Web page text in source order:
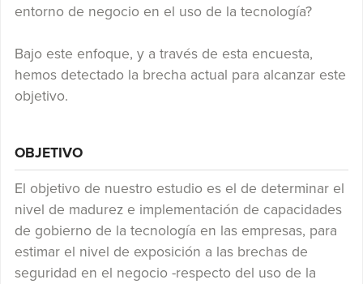
entorno de negocio en el uso de la tecnología?
Bajo este enfoque, y a través de esta encuesta,
hemos detectado la brecha actual para alcanzar este
objetivo.
OBJETIVO
El objetivo de nuestro estudio es el de determinar el
nivel de madurez e implementación de capacidades
de gobierno de la tecnología en las empresas, para
estimar el nivel de exposición a las brechas de
seguridad en el negocio -respecto del uso de la